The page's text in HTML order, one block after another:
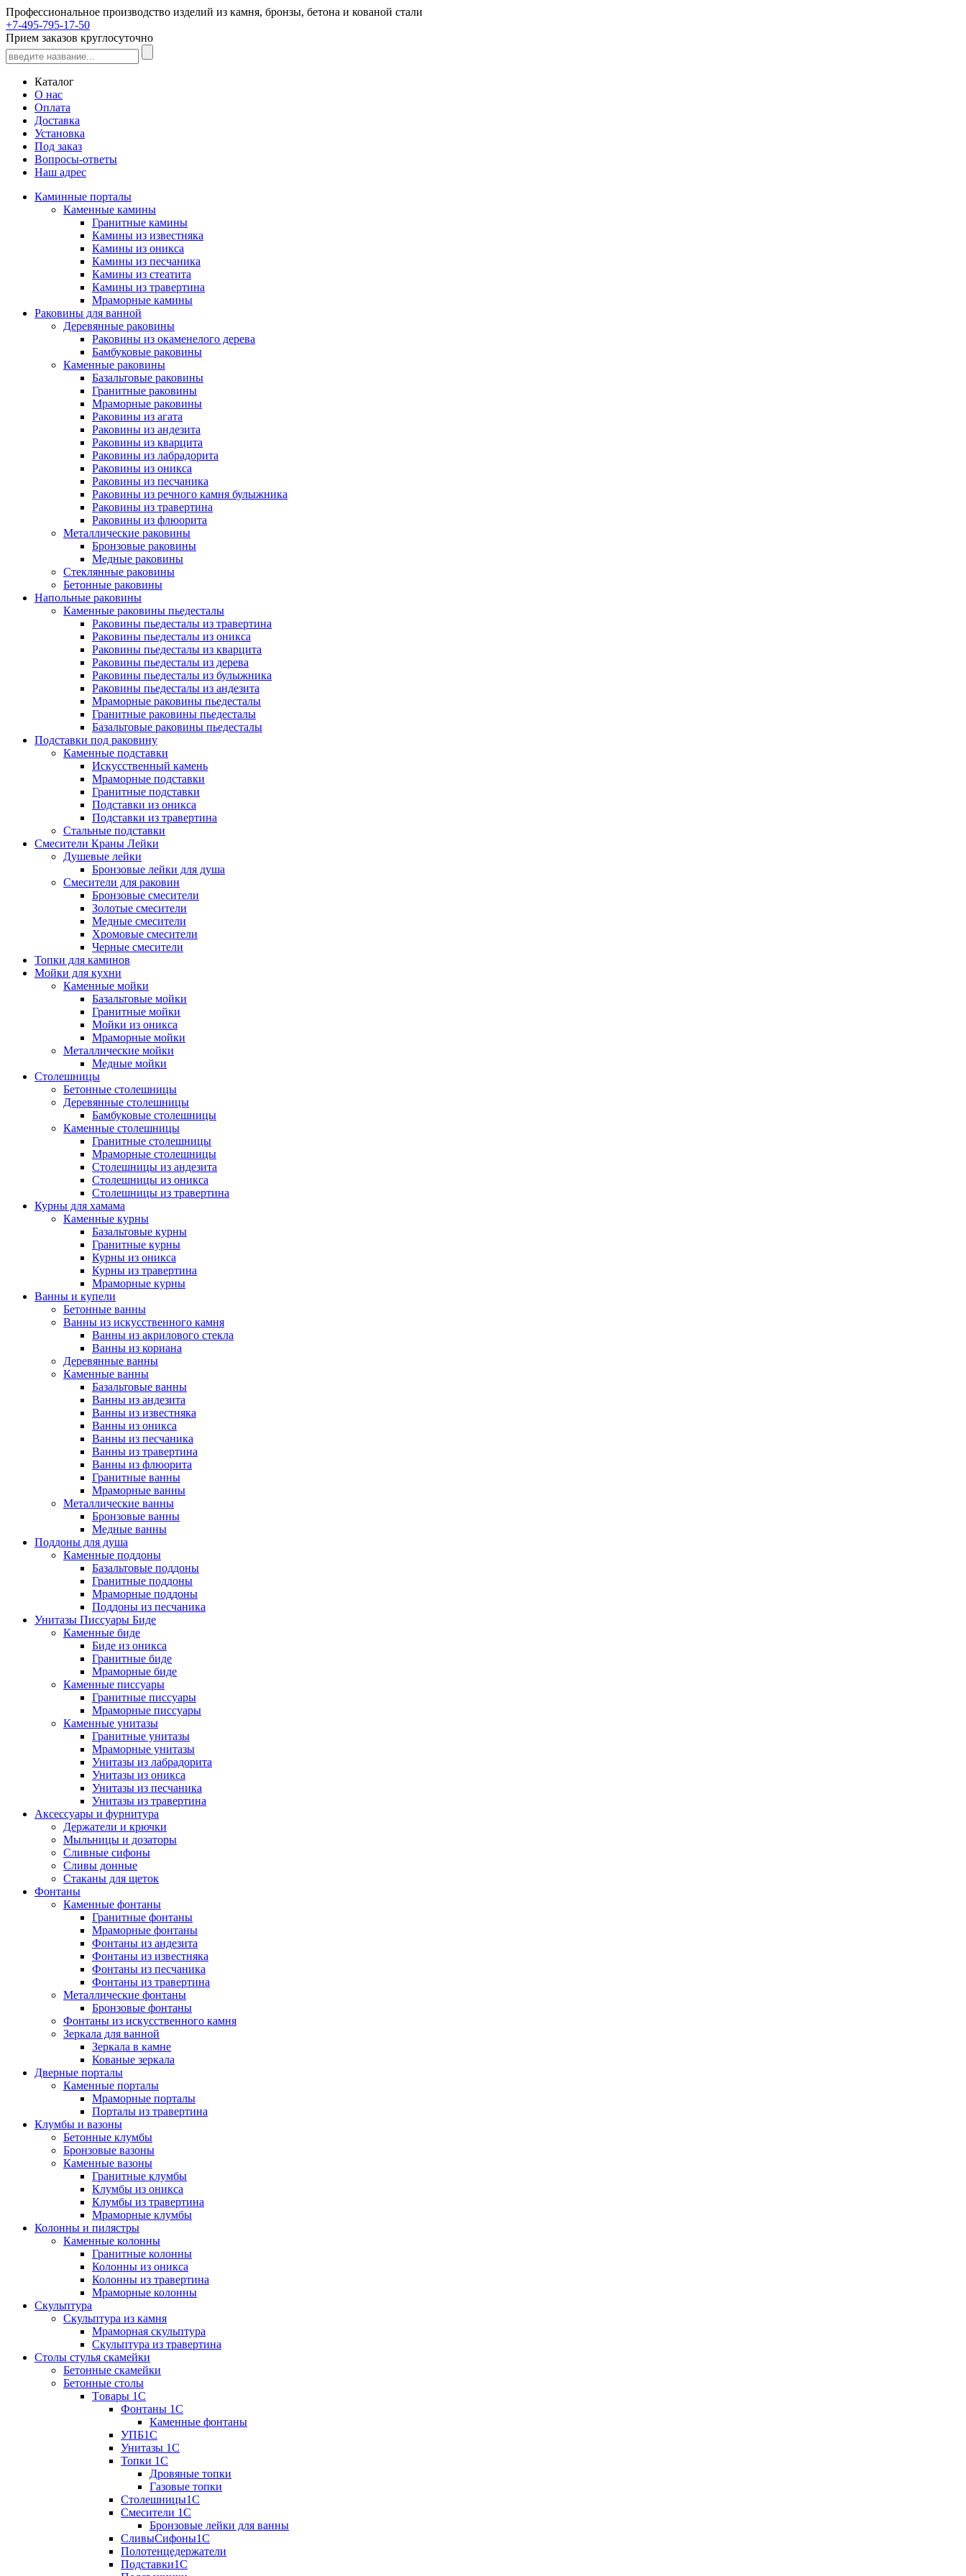
Профессиональное производство изделий из камня, бронзы, бетона и кованой стали
+7-495-795-17-50
Прием заказов круглосуточно
Каталог
О нас
Оплата
Доставка
Установка
Под заказ
Вопросы-ответы
Наш адрес
Каминные порталы
Каменные камины
Гранитные камины
Камины из известняка
Камины из оникса
Камины из песчаника
Камины из стеатита
Камины из травертина
Мраморные камины
Раковины для ванной
Деревянные раковины
Раковины из окаменелого дерева
Бамбуковые раковины
Каменные раковины
Базальтовые раковины
Гранитные раковины
Мраморные раковины
Раковины из агата
Раковины из андезита
Раковины из кварцита
Раковины из лабрадорита
Раковины из оникса
Раковины из песчаника
Раковины из речного камня булыжника
Раковины из травертина
Раковины из флюорита
Металлические раковины
Бронзовые раковины
Медные раковины
Стеклянные раковины
Бетонные раковины
Напольные раковины
Каменные раковины пьедесталы
Раковины пьедесталы из травертина
Раковины пьедесталы из оникса
Раковины пьедесталы из кварцита
Раковины пьедесталы из дерева
Раковины пьедесталы из булыжника
Раковины пьедесталы из андезита
Мраморные раковины пьедесталы
Гранитные раковины пьедесталы
Базальтовые раковины пьедесталы
Подставки под раковину
Каменные подставки
Искусственный камень
Мраморные подставки
Гранитные подставки
Подставки из оникса
Подставки из травертина
Стальные подставки
Смесители Краны Лейки
Душевые лейки
Бронзовые лейки для душа
Смесители для раковин
Бронзовые смесители
Золотые смесители
Медные смесители
Хромовые смесители
Черные смесители
Топки для каминов
Мойки для кухни
Каменные мойки
Базальтовые мойки
Гранитные мойки
Мойки из оникса
Мраморные мойки
Металлические мойки
Медные мойки
Столешницы
Бетонные столешницы
Деревянные столешницы
Бамбуковые столешницы
Каменные столешницы
Гранитные столешницы
Мраморные столешницы
Столешницы из андезита
Столешницы из оникса
Столешницы из травертина
Курны для хамама
Каменные курны
Базальтовые курны
Гранитные курны
Курны из оникса
Курны из травертина
Мраморные курны
Ванны и купели
Бетонные ванны
Ванны из искусственного камня
Ванны из акрилового стекла
Ванны из кориана
Деревянные ванны
Каменные ванны
Базальтовые ванны
Ванны из андезита
Ванны из известняка
Ванны из оникса
Ванны из песчаника
Ванны из травертина
Ванны из флюорита
Гранитные ванны
Мраморные ванны
Металлические ванны
Бронзовые ванны
Медные ванны
Поддоны для душа
Каменные поддоны
Базальтовые поддоны
Гранитные поддоны
Мраморные поддоны
Поддоны из песчаника
Унитазы Писсуары Биде
Каменные биде
Биде из оникса
Гранитные биде
Мраморные биде
Каменные писсуары
Гранитные писсуары
Мраморные писсуары
Каменные унитазы
Гранитные унитазы
Мраморные унитазы
Унитазы из лабрадорита
Унитазы из оникса
Унитазы из песчаника
Унитазы из травертина
Аксессуары и фурнитура
Держатели и крючки
Мыльницы и дозаторы
Сливные сифоны
Сливы донные
Стаканы для щеток
Фонтаны
Каменные фонтаны
Гранитные фонтаны
Мраморные фонтаны
Фонтаны из андезита
Фонтаны из известняка
Фонтаны из песчаника
Фонтаны из травертина
Металлические фонтаны
Бронзовые фонтаны
Фонтаны из искусственного камня
Зеркала для ванной
Зеркала в камне
Кованые зеркала
Дверные порталы
Каменные порталы
Мраморные порталы
Порталы из травертина
Клумбы и вазоны
Бетонные клумбы
Бронзовые вазоны
Каменные вазоны
Гранитные клумбы
Клумбы из оникса
Клумбы из травертина
Мраморные клумбы
Колонны и пилястры
Каменные колонны
Гранитные колонны
Колонны из оникса
Колонны из травертина
Мраморные колонны
Скульптура
Скульптура из камня
Мраморная скульптура
Скульптура из травертина
Столы стулья скамейки
Бетонные скамейки
Бетонные столы
Tовары 1C
Фонтаны 1C
Каменные фонтаны
УПБ1С
Унитазы 1С
Топки 1С
Дровяные топки
Газовые топки
Столешницы1С
Смесители 1С
Бронзовые лейки для ванны
СливыСифоны1С
Полотенцедержатели
Подставки1С